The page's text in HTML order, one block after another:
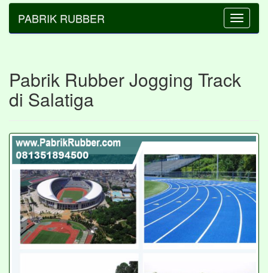
Toggle
PABRIK RUBBER
Pabrik Rubber Jogging Track
di Salatiga